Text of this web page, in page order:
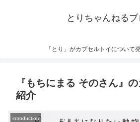
とりちゃんねる
「とり」がカプセルトイについて
『もちにまる そのさん』
紹介
introduction